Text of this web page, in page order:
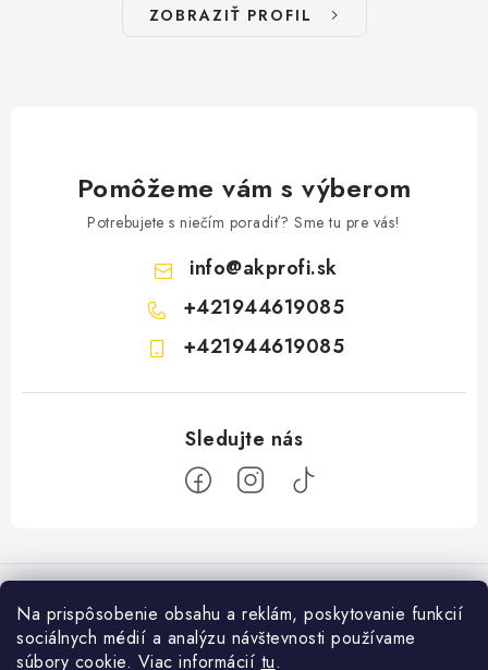
Na prispôsobenie obsahu a reklám, poskytovanie funkcií
sociálnych médií a analýzu návštevnosti používame
súbory cookie. Viac informácií tu.
ZOBRAZIŤ PROFIL
Pomôžeme vám s výberom
Potrebujete s niečím poradiť? Sme tu pre vás!
info@akprofi.sk
+421944619085
+421944619085
á
Informácie pre vás